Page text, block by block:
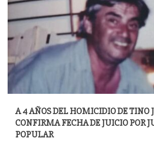
A 4 AÑOS DEL HOMICIDIO DE TINO
CONFIRMA FECHA DE JUICIO POR
POPULAR